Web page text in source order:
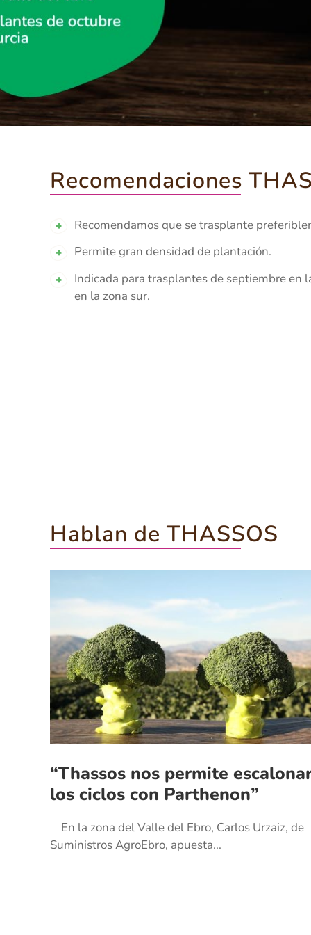
Recomendaciones
Recomendamos que se trasplante
Permite gran densidad de plantación.
Indicada para trasplantes de septiembre en
en la zona sur.
Hablan de THASSOS
“Thassos nos permite
los ciclos con Parthenon”
En la zona del Valle del Ebro, Carlos Urzaiz, de
Suministros AgroEbro, apuesta...